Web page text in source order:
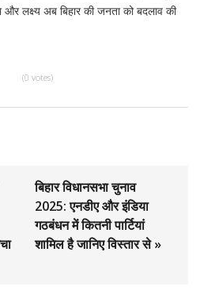
लक्ष्य अब बिहार की जनता को बदलाव की
(0 votes)
बिहार विधानसभा चुनाव
2025: एनडीए और इंडिया
गठबंधन में कितनी पार्टियां
शामिल है जानिए विस्तार से »